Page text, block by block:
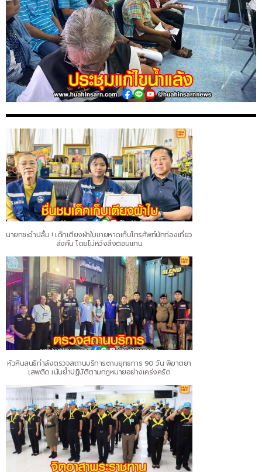
นายกชะอำปลื้ม ! เด็กเตียงผ้าใบชายหาดเก็บโทรศัพท์นักท่องเที่ยว
ส่งคืน โดยไม่หวังสิ่งตอบแทน
หัวหินสนธิกำลังตรวจสถานบริการตามยุทธการ 90 วัน พิฆาตยา
เสพติด เน้นย้ำปฏิบัติตามกฎหมายอย่างเคร่งครัด